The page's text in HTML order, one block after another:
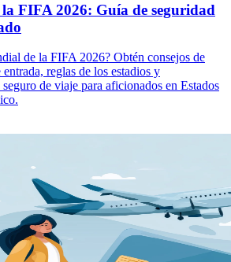
FIFA 2026: Guía de seguridad
de la FIFA 2026? Obtén consejos de
reglas de los estadios y
de viaje para aficionados en Estados